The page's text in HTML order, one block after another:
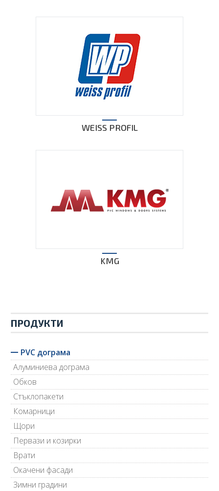
WEISS PROFIL
KMG
ПРОДУКТИ
PVC дограма
Алуминиева дограма
Обков
Стъклопакети
Комарници
Щори
Первази и козирки
Врати
Окачени фасади
Зимни градини